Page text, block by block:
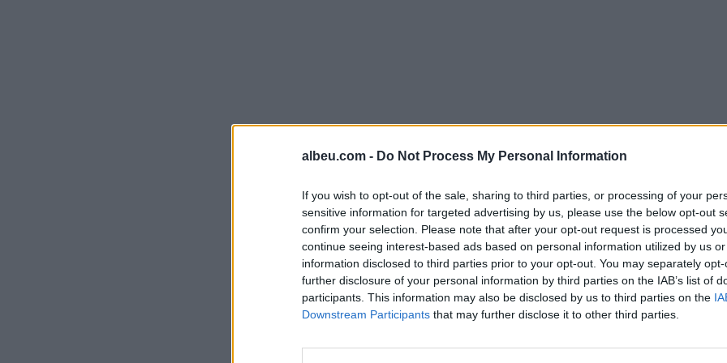
albeu.com - Do Not Process My Personal Information
If you wish to opt-out of the sale, sharing to third parties, or processing of your
sensitive information for targeted advertising by us, please use the below opt-out
confirm your selection. Please note that after your opt-out request is processed
continue seeing interest-based ads based on personal information utilized by us
information disclosed to third parties prior to your opt-out. You may separately
further disclosure of your personal information by third parties on the IAB’s list of
participants. This information may also be disclosed by us to third parties on the
Downstream Participants that may further disclose it to other third parties.